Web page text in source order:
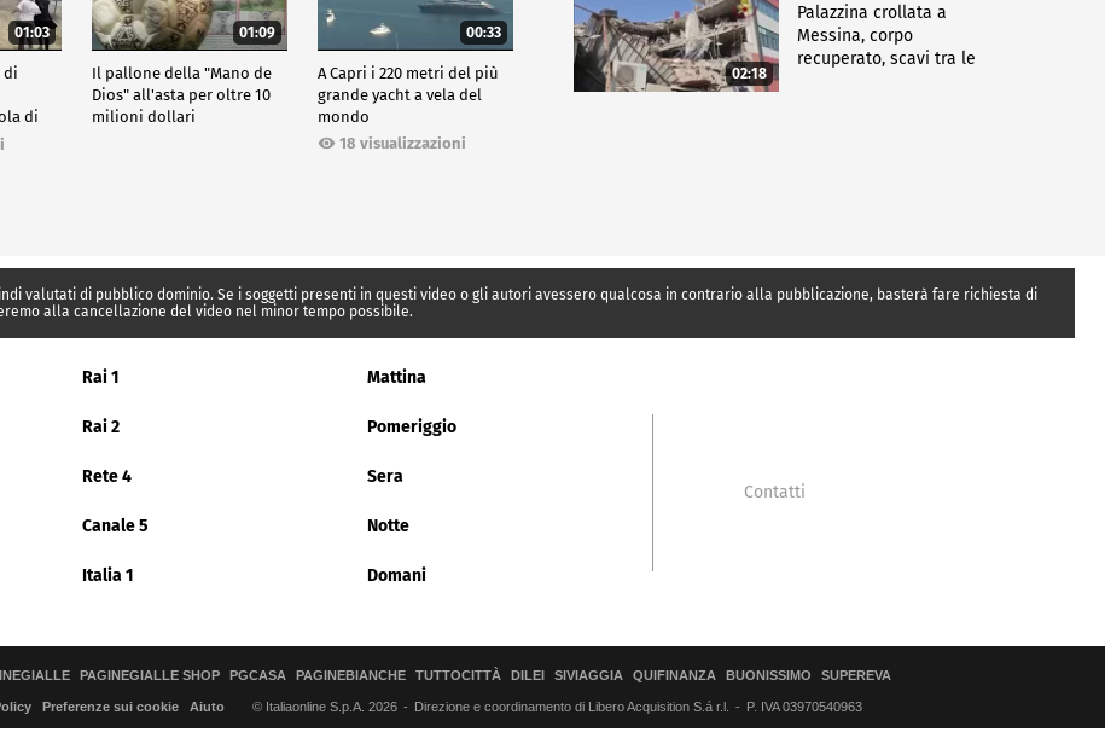
01:03
di
di
01:09
Il pallone della "Mano de
Dios" all'asta per oltre 10
milioni dollari
00:33
A Capri i 220 metri del più
grande yacht a vela del
mondo
18 visualizzazioni
02:18
Palazzina crollata a
Messina, corpo
recuperato, scavi tra le
valutati di pubblico dominio. Se i soggetti presenti in questi video o gli autori avessero qualcosa in contrario alla pubblicazione, basterà fare richiesta di
alla cancellazione del video nel minor tempo possibile.
Rai 1 Mattina
Rai 2 Pomeriggio
Rete 4 Sera
Canale 5 Notte
Italia 1 Domani
Contatti
PAGINEGIALLE SHOP PGCASA PAGINEBIANCHE TUTTOCITTÀ DILEI SIVIAGGIA QUIFINANZA BUONISSIMO SUPEREVA
Preferenze sui cookie Aiuto © Italiaonline S.p.A. 2026 Direzione e coordinamento di Libero Acquisition S.á r.l. P. IVA 03970540963